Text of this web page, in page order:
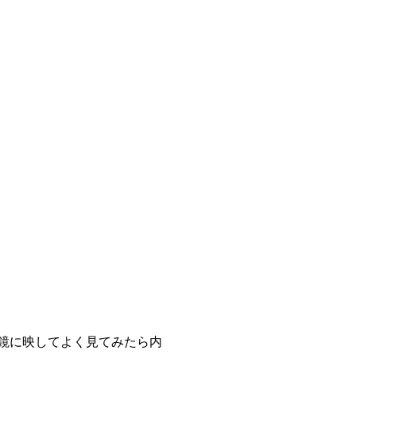
に映してよく見てみたら内